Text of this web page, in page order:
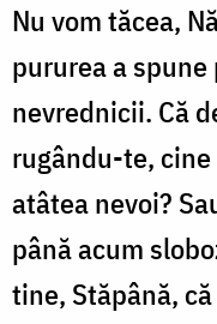
Nu vom tăcea,
pururea a
nevrednicii. Că
rugându-te,
atâtea nevoi?
până acum
tine, Stăpână,